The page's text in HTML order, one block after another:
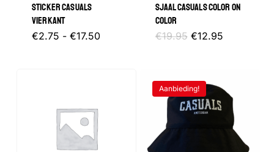
STICKER CASUALS
VIERKANT
€2.75 - €17.50Prijsklasse:
Dit
SJAAL CASUALS COLOR ON
COLOR
€19.95 Oorspronkelijke
€12.95Huidige
Aanbieding!